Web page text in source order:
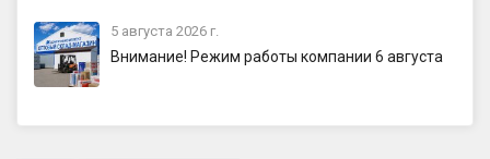
5 августа 2026 г.
Внимание! Режим работы компании 6 августа